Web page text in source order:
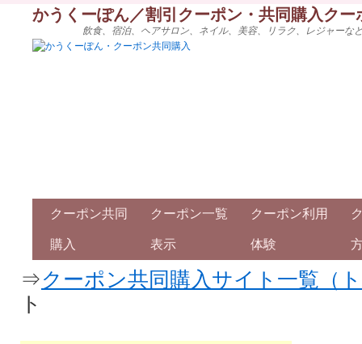
かうくーぽん／割引クーポン・共同購入ク
飲食、宿泊、ヘアサロン、ネイル、美容、リラク、レジャー
クーポン共同
購入
クーポン一覧
表示
クーポン利用
体験
⇒クーポン共同購入サイト一覧（
ト